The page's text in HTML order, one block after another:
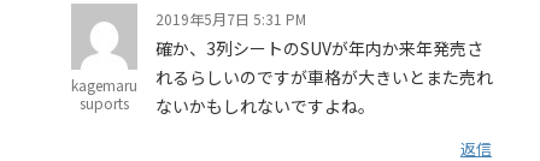
kagemaru
suports
2019年5月7日 5:31 PM
確か、3列シートのSUVが年内か来年発売さ
れるらしいのですが車格が大きいとまた売れ
ないかもしれないですよね。
返信